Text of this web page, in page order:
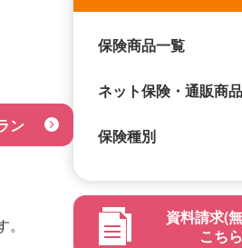
ライフステージから保険を探す
ライフコンサルティング・サービス
ＨＬアドバイザー®のご紹介
ＨＬアドバイザー代理店のご紹介
目的から探す
ライフイベントから探す
ン
保険商品一覧
ネット保険・通販商
保険種別
資料請求(
こちら